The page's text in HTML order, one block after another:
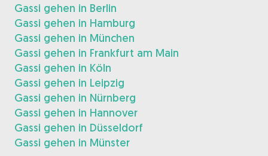
Gassi gehen in Berlin
Gassi gehen in Hamburg
Gassi gehen in München
Gassi gehen in Frankfurt am Main
Gassi gehen in Köln
Gassi gehen in Leipzig
Gassi gehen in Nürnberg
Gassi gehen in Hannover
Gassi gehen in Düsseldorf
Gassi gehen in Münster